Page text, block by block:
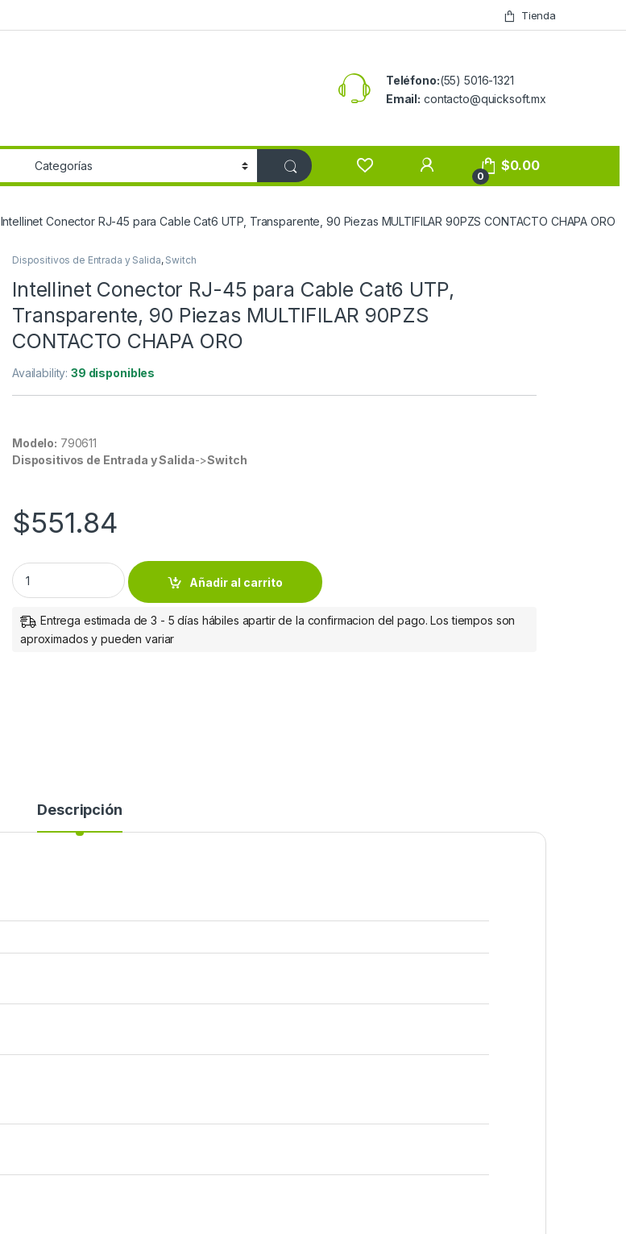
Tienda
Teléfono:(55) 5016-1321
Email: contacto@quicksoft.mx
0
$0.00
Intellinet Conector RJ-45 para Cable Cat6 UTP, Transparente, 90 Piezas MULTIFILAR 90PZS CONTACTO CHAPA ORO
Dispositivos de Entrada y Salida, Switch
Intellinet Conector RJ-45 para Cable Cat6 UTP,
Transparente, 90 Piezas MULTIFILAR 90PZS
CONTACTO CHAPA ORO
Availability:39 disponibles
Modelo: 790611
Dispositivos de Entrada y Salida->Switch
$551.84
Intellinet Conector RJ-45 para Cable Cat6 UTP, Transparente, 90 Piezas MULTIFILAR 90PZS CONTACTO
Añadir al carrito
Entrega estimada de 3 - 5 días hábiles apartir de la confirmacion del pago. Los tiempos son
aproximados y pueden variar
Descripción